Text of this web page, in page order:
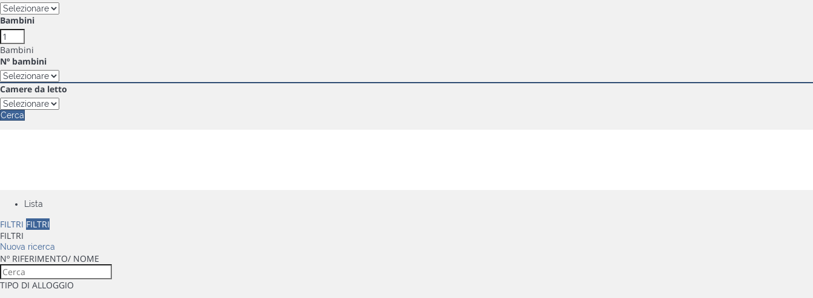
Bambini
Bambini
Nº bambini
Camere da letto
Cerca
Lista
FILTRI FILTRI
FILTRI
Nuova ricerca
Nº RIFERIMENTO/ NOME
TIPO DI ALLOGGIO